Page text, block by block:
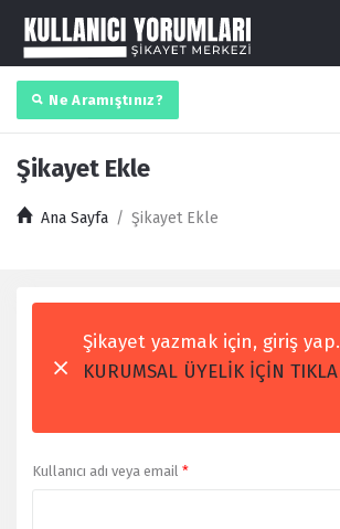
Ne Aramıştınız?
Şikayet Ekle
Ana Sayfa / Şikayet Ekle
Şikayet yazmak için, giriş yap.
KURUMSAL ÜYELİK İÇİN TIKLA
Kullanıcı adı veya email *